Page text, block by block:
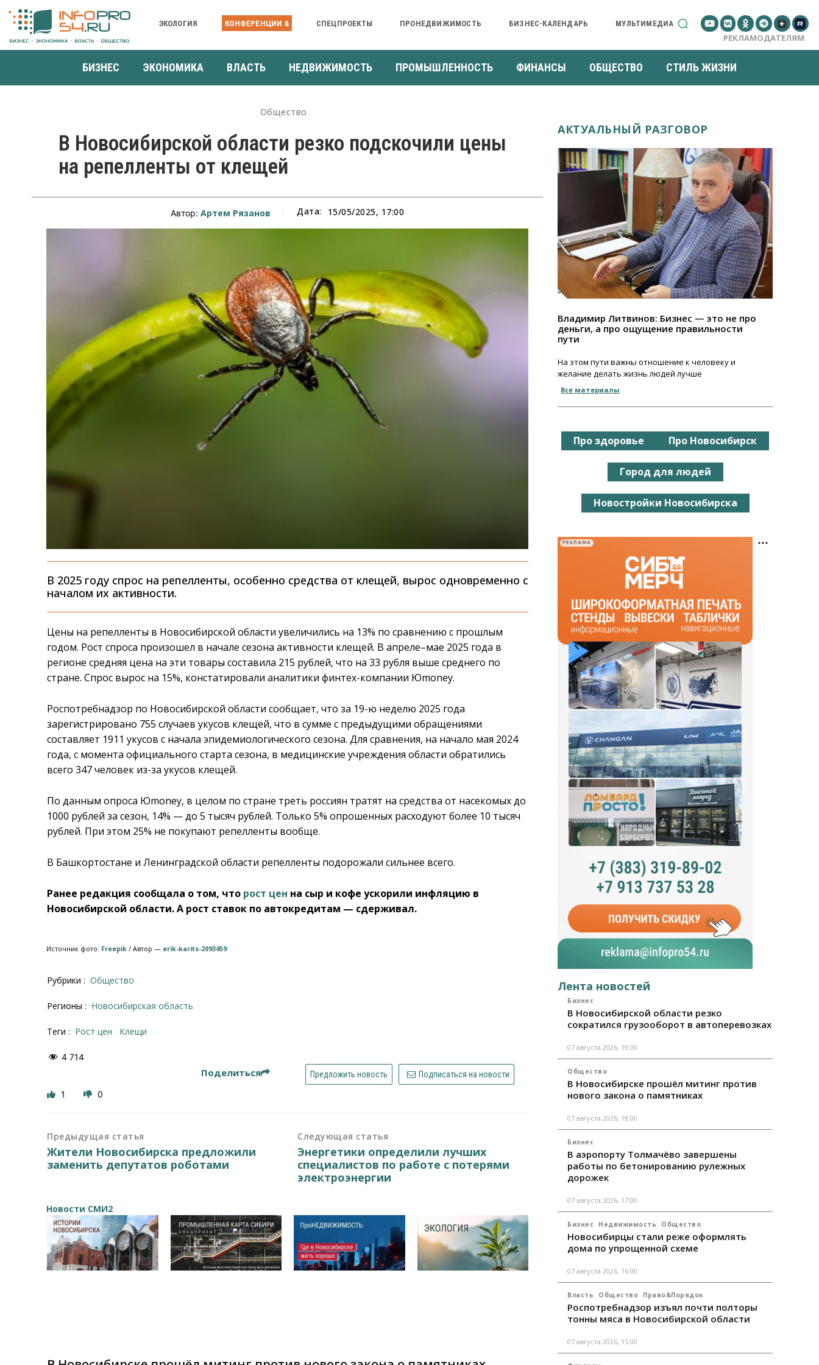
ЭКОЛОГИЯ КОНФЕРЕНЦИИ & СПЕЦПРОЕКТЫ ПРОНЕДВИЖИМОСТЬ БИЗНЕС-КАЛЕНДАРЬ МУЛЬТИМЕДИА
РЕКЛАМОДАТЕЛЯМ
БИЗНЕС ЭКОНОМИКА ВЛАСТЬ НЕДВИЖИМОСТЬ ПРОМЫШЛЕННОСТЬ ФИНАНСЫ ОБЩЕСТВО СТИЛЬ ЖИЗНИ
Общество
В Новосибирской области резко подскочили цены
на репелленты от клещей
Автор:Артем Рязанов Дата: 15/05/2025, 17:00
В 2025 году спрос на репелленты, особенно средства от клещей, вырос одновременно с
началом их активности.
Цены на репелленты в Новосибирской области увеличились на 13% по сравнению с прошлым
годом. Рост спроса произошел в начале сезона активности клещей. В апреле–мае 2025 года в
регионе средняя цена на эти товары составила 215 рублей, что на 33 рубля выше среднего по
стране. Спрос вырос на 15%, констатировали аналитики финтех-компании Юmoney.
Роспотребнадзор по Новосибирской области сообщает, что за 19-ю неделю 2025 года
зарегистрировано 755 случаев укусов клещей, что в сумме с предыдущими обращениями
составляет 1911 укусов с начала эпидемиологического сезона. Для сравнения, на начало мая 2024
года, с момента официального старта сезона, в медицинские учреждения области обратились
всего 347 человек из-за укусов клещей.
По данным опроса Юmoney, в целом по стране треть россиян тратят на средства от насекомых до
1000 рублей за сезон, 14% — до 5 тысяч рублей. Только 5% опрошенных расходуют более 10 тысяч
рублей. При этом 25% не покупают репелленты вообще.
В Башкортостане и Ленинградской области репелленты подорожали сильнее всего.
Ранее редакция сообщала о том, что рост цен на сыр и кофе ускорили инфляцию в
Новосибирской области. А рост ставок по автокредитам — сдерживал.
Источник фото: Freepik / Автор — erik-karits-2093459
Рубрики : Общество
Регионы : Новосибирская область
Теги : рост цен клещи
4 714
Поделиться Предложить новость Подписаться на новости
1 0
Предыдущая статья
Жители Новосибирска предложили
заменить депутатов роботами
Следующая статья
Энергетики определили лучших
специалистов по работе с потерями
электроэнергии
Новости СМИ2
АКТУАЛЬНЫЙ РАЗГОВОР
Владимир Литвинов: Бизнес — это не про
деньги, а про ощущение правильности
пути
На этом пути важны отношение к человеку и
желание делать жизнь людей лучше
Все материалы
Про здоровье Про Новосибирск
Город для людей
Новостройки Новосибирска
РЕКЛАМА
Лента новостей
Бизнес
В Новосибирской области резко
сократился грузооборот в автоперевозках
07 августа 2026, 19:00
Общество
В Новосибирске прошёл митинг против
нового закона о памятниках
07 августа 2026, 18:00
Бизнес
В аэропорту Толмачёво завершены
работы по бетонированию рулежных
дорожек
07 августа 2026, 17:00
Бизнес Недвижимость Общество
Новосибирцы стали реже оформлять
дома по упрощенной схеме
07 августа 2026, 16:00
Власть Общество Право&Порядок
Роспотребнадзор изъял почти полторы
тонны мяса в Новосибирской области
07 августа 2026, 15:00